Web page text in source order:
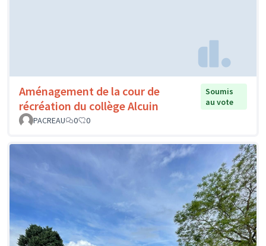
Aménagement de la cour de
récréation du collège Alcuin
Soumis
au vote
PACREAU
0 0